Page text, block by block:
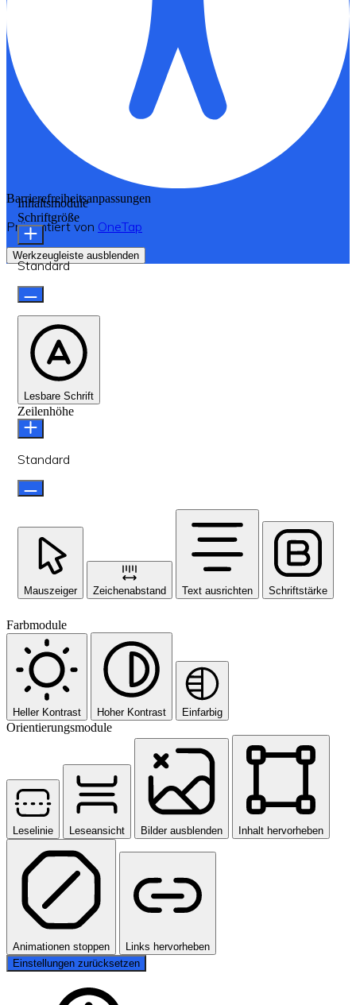
Barrierefreiheitsanpassungen
Präsentiert von OneTap
Werkzeugleiste ausblenden
Inhaltsmodule
Schriftgröße
Standard
Lesbare Schrift
Zeilenhöhe
Standard
Mauszeiger Zeichenabstand Text ausrichten Schriftstärke
Farbmodule
Heller Kontrast Hoher Kontrast Einfarbig
Orientierungsmodule
Leselinie Leseansicht Bilder ausblenden Inhalt hervorheben
Animationen stoppen
Links hervorheben
Einstellungen zurücksetzen